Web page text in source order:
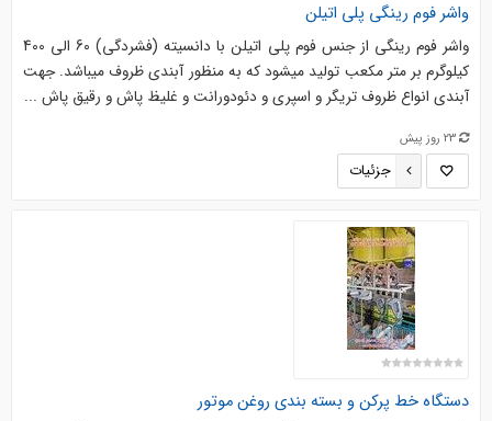
واشر فوم رینگی پلی اتیلن
واشر فوم رینگی از جنس فوم پلی اتیلن با دانسیته (فشردگی) 60 الی 400
کیلوگرم بر متر مکعب تولید میشود که به منظور آبندی ظروف میباشد. جهت
آبندی انواع ظروف تریگر و اسپری و دئودورانت و غلیظ پاش و رقیق پاش ...
23 روز پیش
جزئیات
دستگاه خط پرکن و بسته بندی روغن موتور